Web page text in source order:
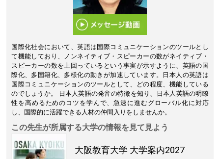
国際化社会において、英語は国際コミュニケーションのツールとし
て機能しており、ノンネイティブ・スピーカーの数がネイティブ・
スピーカーの数を上回っているという事実が示すように、英語の国
際化、多国籍化、多様化の動きが加速しています。日本人の英語は
国際コミュニケーションのツールとして、どの程度、機能している
のでしょうか。 日本人英語の発音の特徴を知り、日本人英語の明瞭
性を高めるためのコツを学んで、急速に進むグローバル化に対応
し、国際的に活躍できる人材の仲間入りをしませんか。
この先生が所属する大学の情報を見て見よう
大阪教育大学 大学案内2027